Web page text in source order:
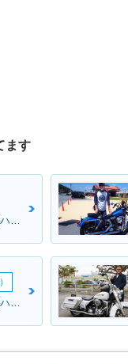
ます
リュウゴさん:ＦＸＳＴＣ ソフテイルカスタム(ハーレーダビッドソン)
ジャンさんさん:ＦＬＨＸ ストリートグライド(ハーレーダビッドソン)